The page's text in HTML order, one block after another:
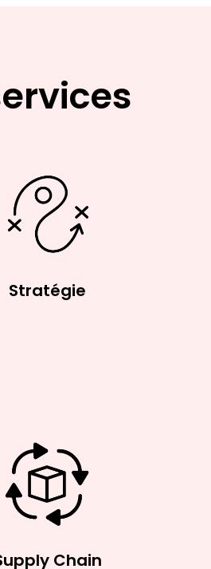
Stratégie
Chain